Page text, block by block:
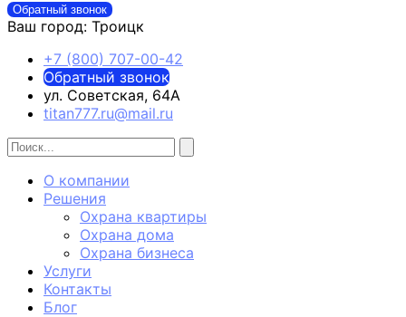
Обратный звонок
Ваш город: Троицк
+7 (800) 707-00-42
Обратный звонок
ул. Советская, 64А
titan777.ru@mail.ru
О компании
Решения
Охрана квартиры
Охрана дома
Охрана бизнеса
Услуги
Контакты
Блог